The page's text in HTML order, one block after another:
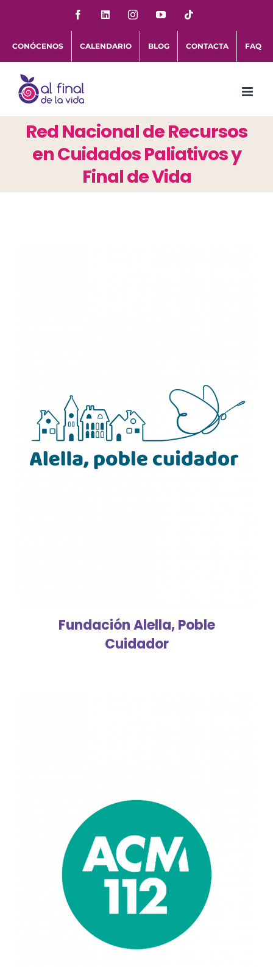
contenido
FacebookLinkedInInstagramYouTube
CONÓCENOS CALENDARIO BLOG CONTACTA FAQ
Red Nacional de Recursos
en Cuidados Paliativos y
Final de Vida
Fundación Alella, Poble
Cuidador